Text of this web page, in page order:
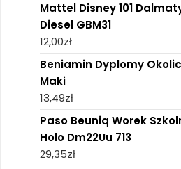
Mattel Disney 101
Diesel GBM31
12,00zł
Beniamin Dyplomy
Maki
13,49zł
Paso Beuniq Worek
Holo Dm22Uu 713
29,35zł